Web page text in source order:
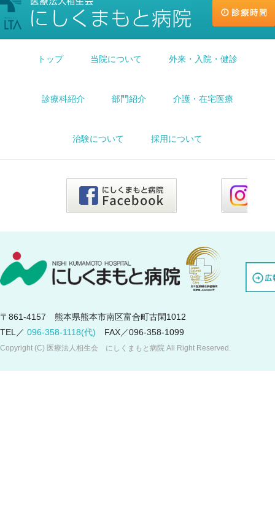
トップ 当院について 外来・入院・健診
診療科紹介 部門紹介 介護・在宅医療
治験について 採用について
〒861-4157 熊本県熊本市南区富合町古閑1012
TEL／ 096-358-1118(代) FAX／096-358-1099
Copyright (C) 医療法人相生会 にしくまもと病院 All Right Reserved.